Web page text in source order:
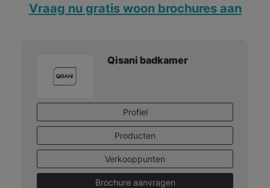
Vraag nu gratis woon brochures aan
Qisani badkamer
Profiel
Producten
Verkooppunten
Brochure aanvragen